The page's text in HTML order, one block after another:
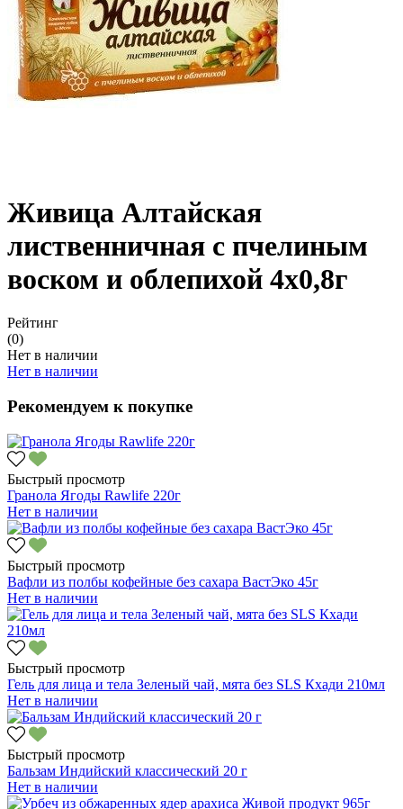
Живица Алтайская
лиственничная с пчелиным
воском и облепихой 4х0,8г
Рейтинг
(0)
Нет в наличии
Нет в наличии
Рекомендуем к покупке
Быстрый просмотр
Гранола Ягоды Rawlife 220г
Нет в наличии
Быстрый просмотр
Вафли из полбы кофейные без сахара ВастЭко 45г
Нет в наличии
Быстрый просмотр
Гель для лица и тела Зеленый чай, мята без SLS Кхади 210мл
Нет в наличии
Быстрый просмотр
Бальзам Индийский классический 20 г
Нет в наличии